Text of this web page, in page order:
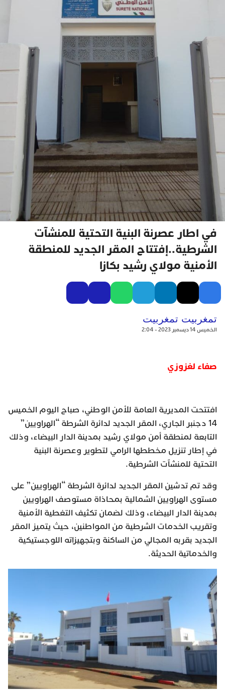
في اطار عصرنة البنية التحتية للمنشآت
الشرطية..إفتتاح المقر الجديد للمنطقة
الأمنية مولاي رشيد بكازا
تمغربيت تمغربيت
الخميس 14 ديسمبر 2023 - 2:04
صفاء لغزوزي
افتتحت المديرية العامة للأمن الوطني، صباح اليوم الخميس
14 دجنبر الجاري، المقر الجديد لدائرة الشرطة “الهراويين”
التابعة لمنطقة أمن مولاي رشيد بمدينة الدار البيضاء، وذلك
في إطار تنزيل مخططها الرامي لتطوير وعصرنة البنية
التحتية للمنشآت الشرطية.
وقد تم تدشين المقر الجديد لدائرة الشرطة “الهراويين” على
مستوى الهراويين الشمالية بمحاذاة مستوصف الهراويين
بمدينة الدار البيضاء، وذلك لضمان تكثيف التغطية الأمنية
وتقريب الخدمات الشرطية من المواطنين، حيث يتميز المقر
الجديد بقربه المجالي من الساكنة وبتجهيزاته اللوجستيكية
والخدماتية الحديثة.